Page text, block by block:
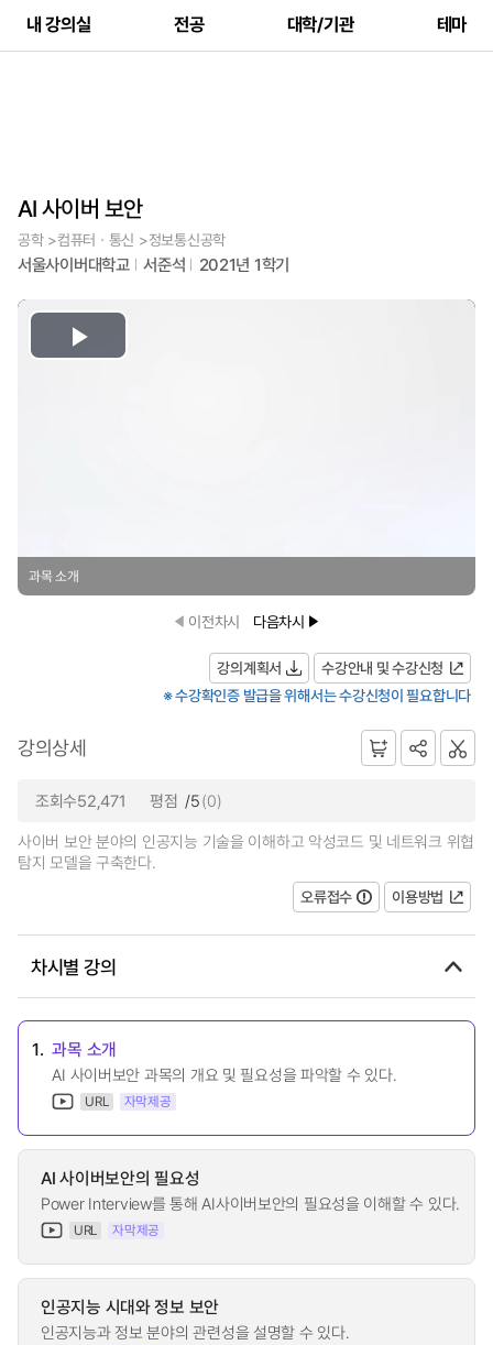
내 강의실 전공 대학/기관 테마
AI 사이버 보안
공학 >컴퓨터ㆍ통신 >정보통신공학
서울사이버대학교 서준석 2021년 1학기
Play
과목 소개
이전차시 다음차시
강의계획서
수강안내 및 수강신청
※ 수강확인증 발급을 위해서는 수강신청이 필요합니다
강의상세
조회수52,471 평점 /5(0)
사이버 보안 분야의 인공지능 기술을 이해하고 악성코드 및 네트워크 위협
탐지 모델을 구축한다.
오류접수
이용방법
차시별 강의
1. 과목 소개
AI 사이버보안 과목의 개요 및 필요성을 파악할 수 있다.
URL 자막제공
AI 사이버보안의 필요성
Power Interview를 통해 AI사이버보안의 필요성을 이해할 수 있다.
URL 자막제공
인공지능 시대와 정보 보안
인공지능과 정보 분야의 관련성을 설명할 수 있다.